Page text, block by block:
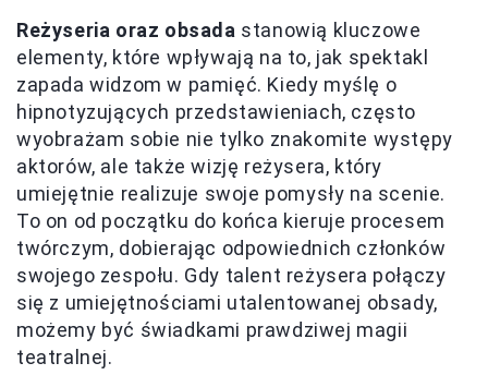
Reżyseria oraz obsada stanowią kluczowe
elementy, które wpływają na to, jak spektakl
zapada widzom w pamięć. Kiedy myślę o
hipnotyzujących przedstawieniach, często
wyobrażam sobie nie tylko znakomite występy
aktorów, ale także wizję reżysera, który
umiejętnie realizuje swoje pomysły na scenie.
To on od początku do końca kieruje procesem
twórczym, dobierając odpowiednich członków
swojego zespołu. Gdy talent reżysera połączy
się z umiejętnościami utalentowanej obsady,
możemy być świadkami prawdziwej magii
teatralnej.